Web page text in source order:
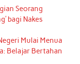
Seorang
bagi Nakes
Mulai Menua
Belajar Bertahan